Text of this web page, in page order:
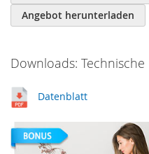
Angebot herunterladen
Downloads:
Datenblatt